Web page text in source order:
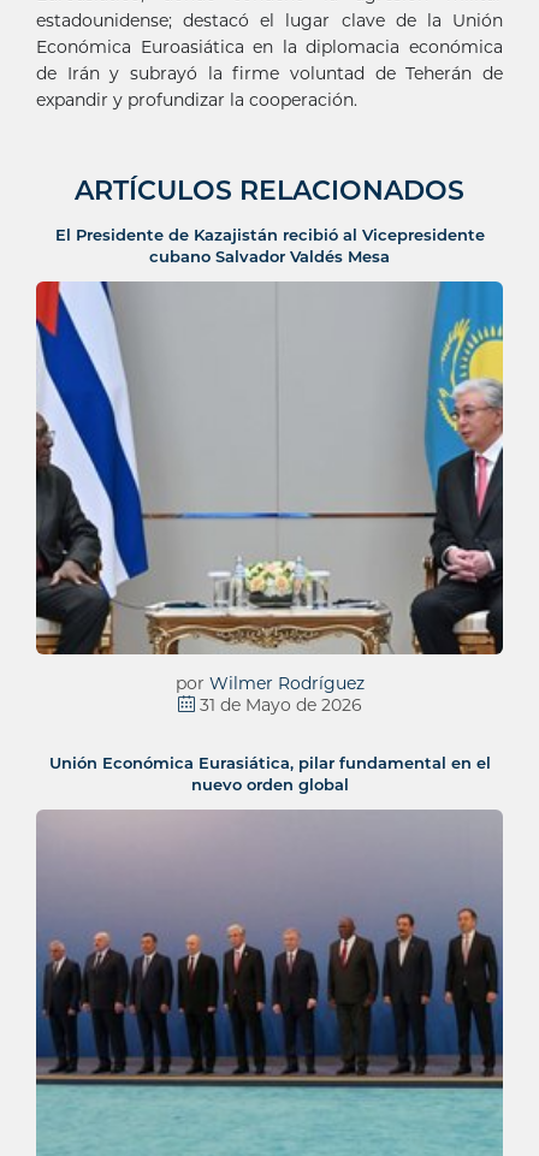
estadounidense; destacó el lugar clave de la Unión
Económica Euroasiática en la diplomacia económica
de Irán y subrayó la firme voluntad de Teherán de
expandir y profundizar la cooperación.
ARTÍCULOS RELACIONADOS
El Presidente de Kazajistán recibió al Vicepresidente
cubano Salvador Valdés Mesa
por Wilmer Rodríguez
31 de Mayo de 2026
Unión Económica Eurasiática, pilar fundamental en el
nuevo orden global